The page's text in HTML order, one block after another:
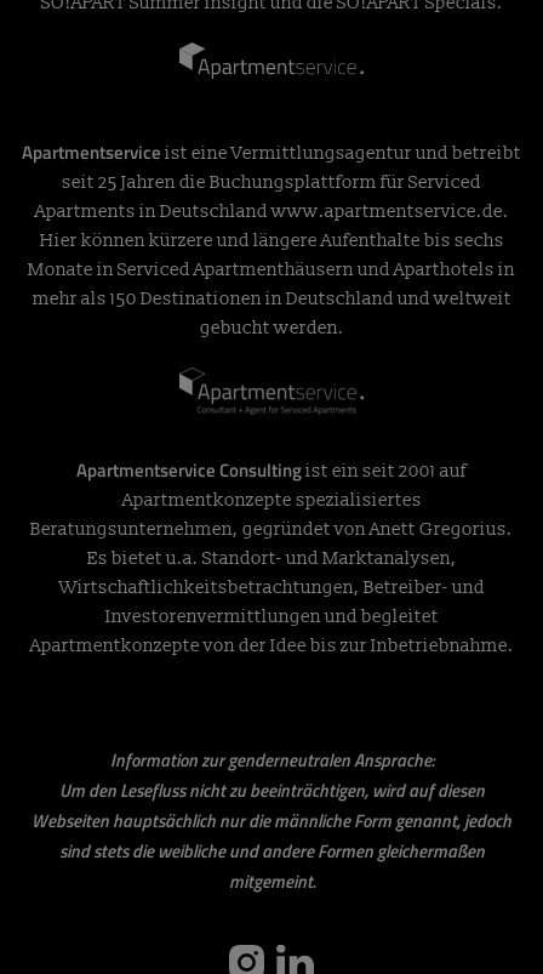
Apartmentservice ist eine Vermittlungsagentur und betreibt
seit 25 Jahren die Buchungsplattform für Serviced
Apartments in Deutschlandwww.apartmentservice.de.
Hier können kürzere und längere Aufenthalte bis sechs
Monate in Serviced Apartmenthäusern und Aparthotels in
mehr als 150 Destinationen in Deutschland und weltweit
gebucht werden.
Apartmentservice Consultingist ein seit 2001 auf
Apartmentkonzepte spezialisiertes
Beratungsunternehmen, gegründet von Anett Gregorius.
Es bietet u.a. Standort- und Marktanalysen,
Wirtschaftlichkeitsbetrachtungen, Betreiber- und
Investorenvermittlungen und begleitet
Apartmentkonzepte von der Idee bis zur Inbetriebnahme.
Information zur genderneutralen Ansprache:
Um den Lesefluss nicht zu beeinträchtigen, wird auf diesen
Webseiten hauptsächlich nur die männliche Form genannt, jedoch
sind stets die weibliche und andere Formen gleichermaßen
mitgemeint.
instagram